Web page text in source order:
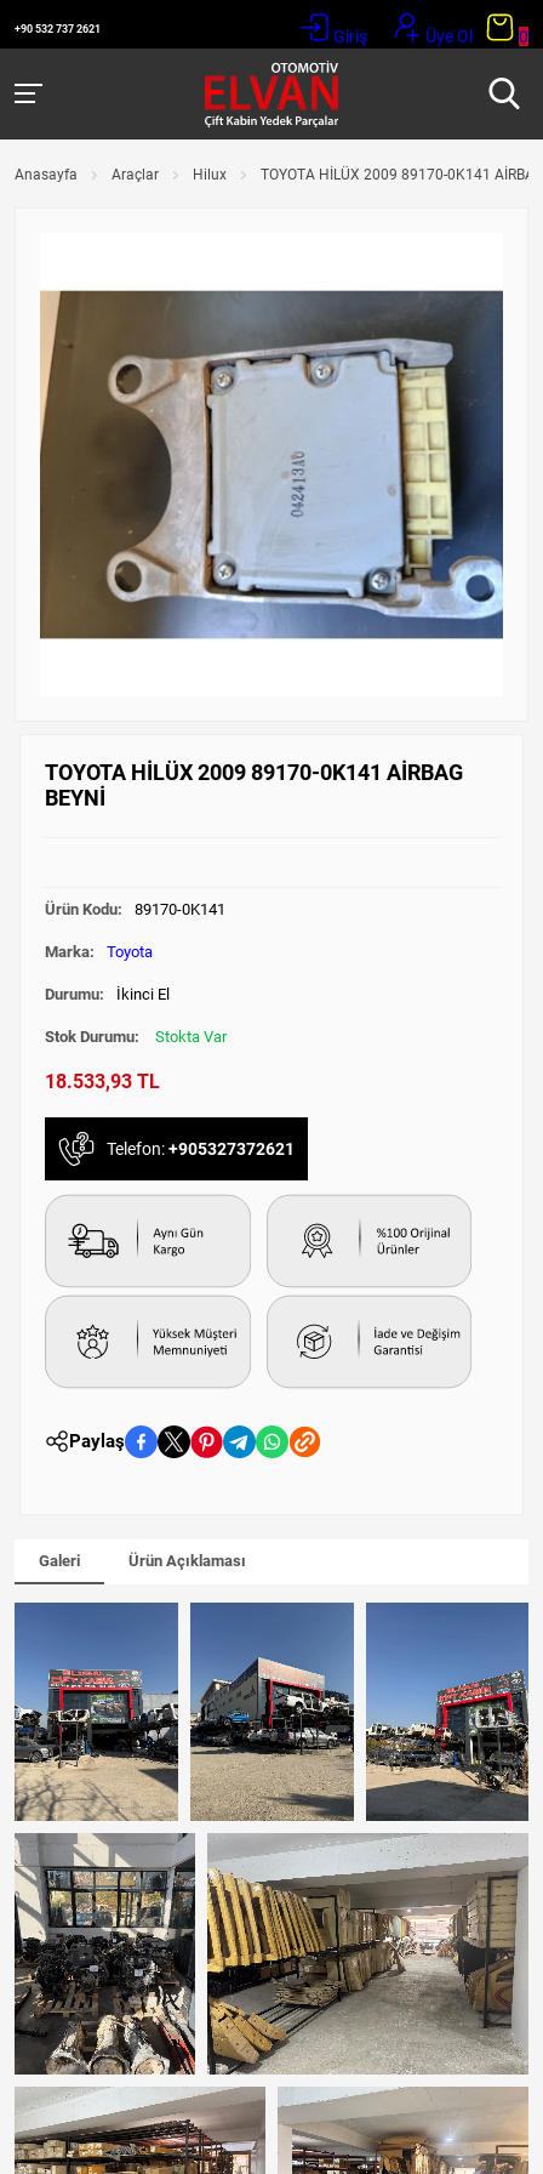
+90 532 737 2621 Giriş Üye Ol 0
Anasayfa Araçlar Hilux TOYOTA HİLÜX 2009 89170-0K141
TOYOTA HİLÜX 2009 89170-0K141 AİRBAG
BEYNİ
Ürün Kodu: 89170-0K141
Marka: Toyota
Durumu: İkinci El
Stok Durumu: Stokta Var
18.533,93 TL
Telefon:+905327372621
Paylaş
Galeri Ürün Açıklaması